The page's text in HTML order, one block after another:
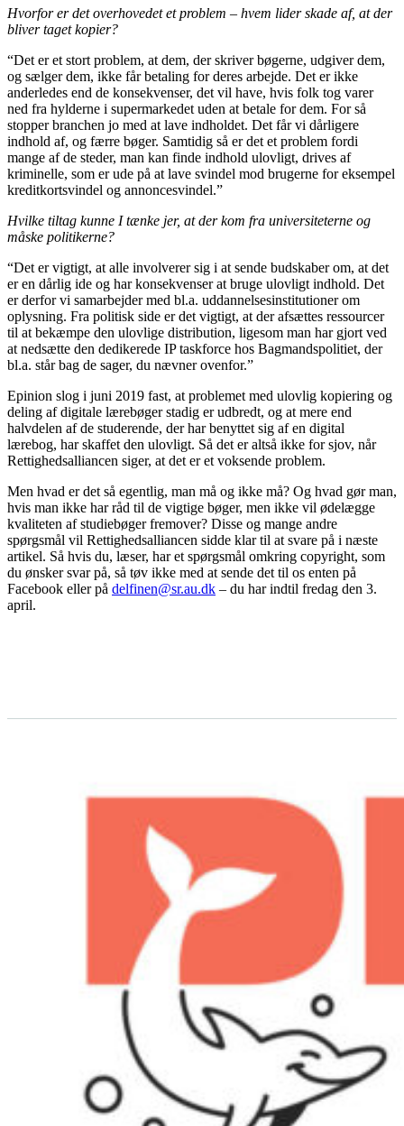
Hvorfor er det overhovedet et problem – hvem lider skade af, at der
bliver taget kopier?
“Det er et stort problem, at dem, der skriver bøgerne, udgiver dem,
og sælger dem, ikke får betaling for deres arbejde. Det er ikke
anderledes end de konsekvenser, det vil have, hvis folk tog varer
ned fra hylderne i supermarkedet uden at betale for dem. For så
stopper branchen jo med at lave indholdet. Det får vi dårligere
indhold af, og færre bøger. Samtidig så er det et problem fordi
mange af de steder, man kan finde indhold ulovligt, drives af
kriminelle, som er ude på at lave svindel mod brugerne for eksempel
kreditkortsvindel og annoncesvindel.”
Hvilke tiltag kunne I tænke jer, at der kom fra universiteterne og
måske politikerne?
“Det er vigtigt, at alle involverer sig i at sende budskaber om, at det
er en dårlig ide og har konsekvenser at bruge ulovligt indhold. Det
er derfor vi samarbejder med bl.a. uddannelsesinstitutioner om
oplysning. Fra politisk side er det vigtigt, at der afsættes ressourcer
til at bekæmpe den ulovlige distribution, ligesom man har gjort ved
at nedsætte den dedikerede IP taskforce hos Bagmandspolitiet, der
bl.a. står bag de sager, du nævner ovenfor.”
Epinion slog i juni 2019 fast, at problemet med ulovlig kopiering og
deling af digitale lærebøger stadig er udbredt, og at mere end
halvdelen af de studerende, der har benyttet sig af en digital
lærebog, har skaffet den ulovligt. Så det er altså ikke for sjov, når
Rettighedsalliancen siger, at det er et voksende problem.
Men hvad er det så egentlig, man må og ikke må? Og hvad gør man,
hvis man ikke har råd til de vigtige bøger, men ikke vil ødelægge
kvaliteten af studiebøger fremover? Disse og mange andre
spørgsmål vil Rettighedsalliancen sidde klar til at svare på i næste
artikel. Så hvis du, læser, har et spørgsmål omkring copyright, som
du ønsker svar på, så tøv ikke med at sende det til os enten på
Facebook eller på delfinen@sr.au.dk – du har indtil fredag den 3.
april.